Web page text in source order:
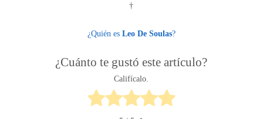
†
¿Quién es Leo De Soulas?
¿Cuánto te gustó este artículo?
Califícalo.